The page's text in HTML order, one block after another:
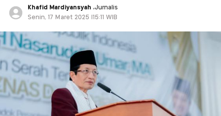
Khafid Mardiyansyah ,Jurnalis
Senin, 17 Maret 2025 |15:11 WIB